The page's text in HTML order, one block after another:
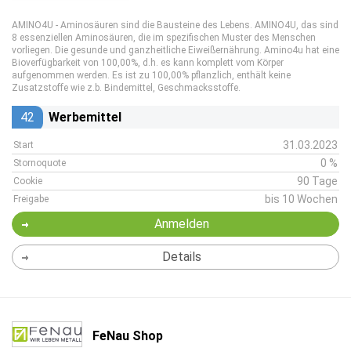
AMINO4U - Aminosäuren sind die Bausteine des Lebens. AMINO4U, das sind
8 essenziellen Aminosäuren, die im spezifischen Muster des Menschen
vorliegen. Die gesunde und ganzheitliche Eiweißernährung. Amino4u hat eine
Bioverfügbarkeit von 100,00%, d.h. es kann komplett vom Körper
aufgenommen werden. Es ist zu 100,00% pflanzlich, enthält keine
Zusatzstoffe wie z.b. Bindemittel, Geschmacksstoffe.
42 Werbemittel
Start 31.03.2023
Stornoquote 0 %
Cookie 90 Tage
Freigabe bis 10 Wochen
Anmelden
Details
FeNau Shop